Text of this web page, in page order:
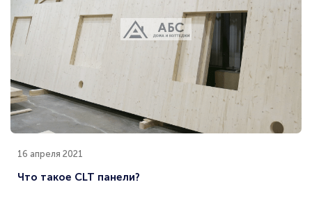
16 апреля 2021
Что такое CLT панели?